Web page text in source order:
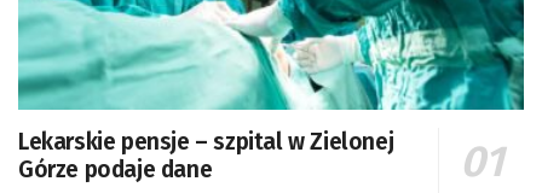
Lekarskie pensje – szpital w Zielonej
Górze podaje dane